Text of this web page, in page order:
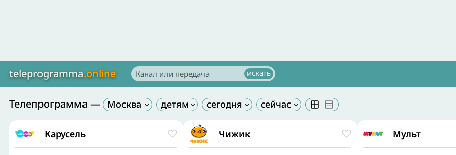
teleprogramma.online
Телепрограмма — Москва
Карусель Чижик Мульт